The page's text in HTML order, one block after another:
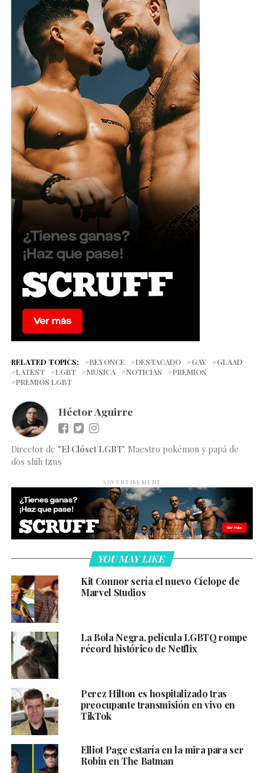
RELATED TOPICS: BEYONCE DESTACADO GAY
GLAAD
LATEST
LGBT MUSICA NOTICIAS
PREMIOS
PREMIOS LGBT
Héctor Aguirre
Director de "El Clóset LGBT". Maestro pokémon y papá de
dos shih tzus
ADVERTISEMENT
YOU MAY LIKE
Kit Connor sería el nuevo Cíclope de
Marvel Studios
La Bola Negra, película LGBTQ rompe
récord histórico de Netflix
Perez Hilton es hospitalizado tras
preocupante transmisión en vivo en
TikTok
Elliot Page estaría en la mira para ser
Robin en The Batman